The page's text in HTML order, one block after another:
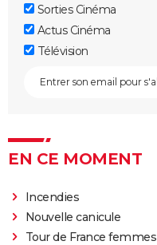
Sorties Cinéma
Actus Cinéma
Télévision
EN CE MOMENT
Incendies
Nouvelle canicule
Tour de France femmes